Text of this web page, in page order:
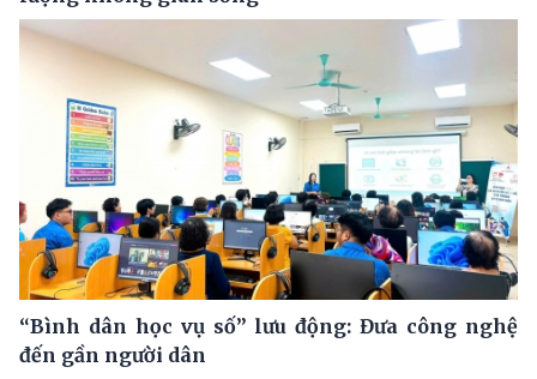
“Bình dân học vụ số” lưu động: Đưa công nghệ
đến gần người dân